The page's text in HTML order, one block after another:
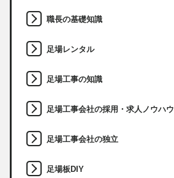
職長の基礎知識
足場レンタル
足場工事の知識
足場工事会社の採用・求人ノウハウ
足場工事会社の独立
足場板DIY